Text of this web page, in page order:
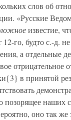
слов об
«Русские
ложноеизвестие,
го, будто с.-д.
а отдельные
отрицательное
в принятой
позорящее наших
оно так же